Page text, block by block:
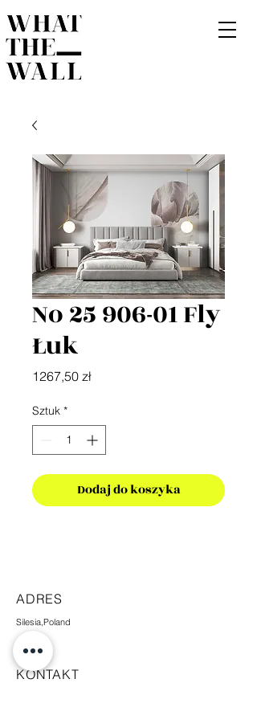
No 25 906-01 Fly
Łuk
1267,50 złCena
Sztuk *
Dodaj do koszyka
ADRES
Silesia,Poland
KONTAKT